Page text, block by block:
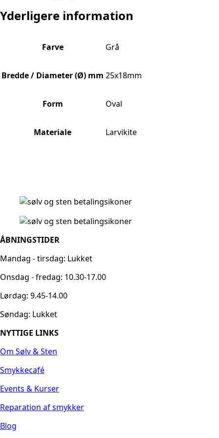
Yderligere information
Farve Grå
Bredde / Diameter (Ø) mm 25x18mm
Form Oval
Materiale Larvikite
ÅBNINGSTIDER
Mandag - tirsdag: Lukket
Onsdag - fredag: 10.30-17.00
Lørdag: 9.45-14.00
Søndag: Lukket
NYTTIGE LINKS
Om Sølv & Sten
Smykkecafé
Events & Kurser
Reparation af smykker
Blog